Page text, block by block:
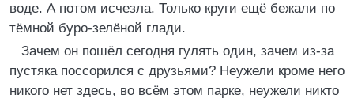
воде. А потом исчезла. Только круги ещё бежали по
тёмной буро-зелёной глади.
Зачем он пошёл сегодня гулять один, зачем из-за
пустяка поссорился с друзьями? Неужели кроме него
никого нет здесь, во всём этом парке, неужели никто